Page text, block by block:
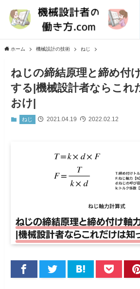
ホーム 機械設計の技術 ねじ
ねじの締結原理と締め付
する|機械設計者ならこれ
おけ|
ねじ 2021.04.19 2022.02.12